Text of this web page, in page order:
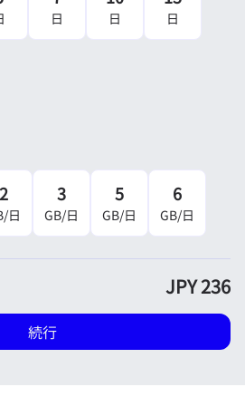
日 日 日
2
日
3
GB/日
5
GB/日
6
GB/日
JPY 236
続行